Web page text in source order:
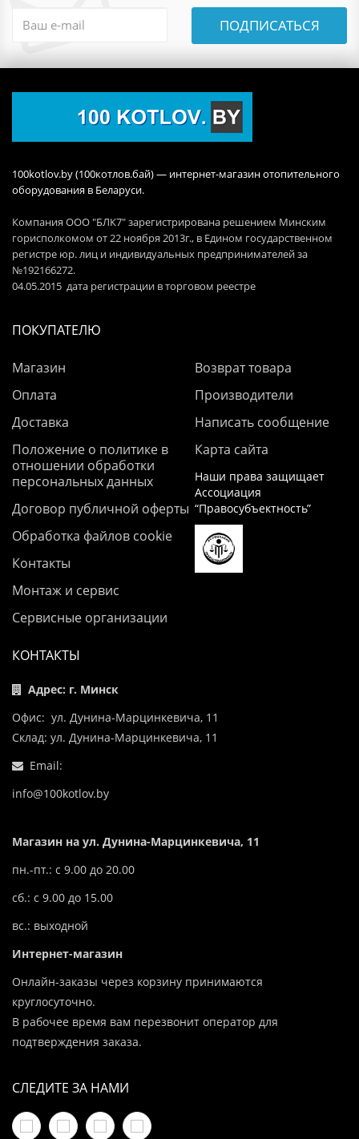
ПОДПИСАТЬСЯ
100kotlov.by (100котлов.бай) — интернет-магазин отопительного
оборудования в Беларуси.
Компания ООО "БЛК7" зарегистрирована решением Минским
горисполкомом от 22 ноября 2013г., в Едином государственном
регистре юр. лиц и индивидуальных предпринимателей за
№192166272.
04.05.2015 дата регистрации в торговом реестре
ПОКУПАТЕЛЮ
Магазин
Оплата
Доставка
Положение о политике в
отношении обработки
персональных данных
Договор публичной оферты
Обработка файлов cookie
Контакты
Монтаж и сервис
Сервисные организации
Возврат товара
Производители
Написать сообщение
Карта сайта
Наши права защищает
Ассоциация
“Правосубъектность”
КОНТАКТЫ
Адрес: г. Минск
Офис: ул. Дунина-Марцинкевича, 11
Склад: ул. Дунина-Марцинкевича, 11
Email:
info@100kotlov.by
Магазин на ул. Дунина-Марцинкевича, 11
пн.-пт.: с 9.00 до 20.00
сб.: с 9.00 до 15.00
вс.: выходной
Интернет-магазин
Онлайн-заказы через корзину принимаются
круглосуточно.
В рабочее время вам перезвонит оператор для
подтверждения заказа.
СЛЕДИТЕ ЗА НАМИ